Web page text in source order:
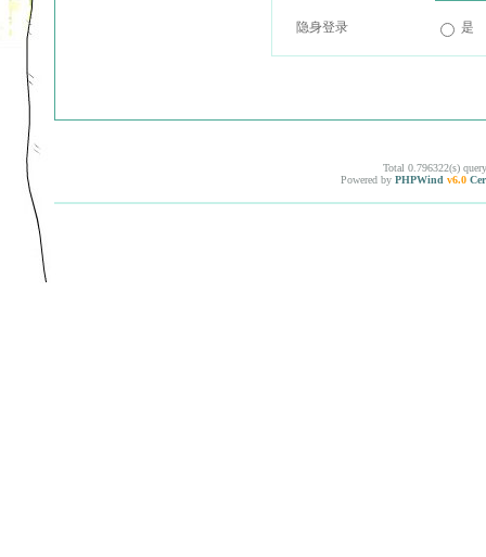
隐身登录 是
Total 0.796322(s)
Powered by PHPWind v6.0